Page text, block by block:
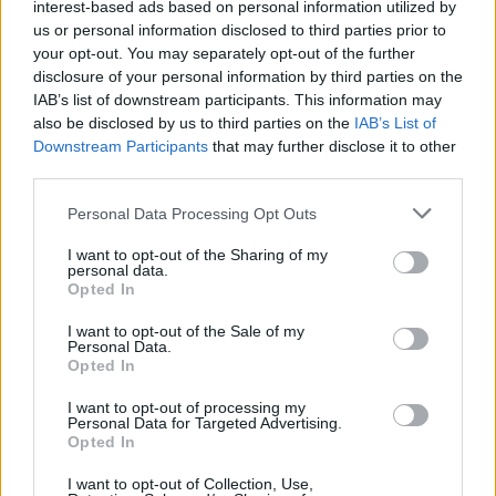
interest-based ads based on personal information utilized by
us or personal information disclosed to third parties prior to
your opt-out. You may separately opt-out of the further
disclosure of your personal information by third parties on the
IAB’s list of downstream participants. This information may
also be disclosed by us to third parties on the IAB’s List of
Downstream Participants that may further disclose it to other
Personal Data Processing Opt Outs
I want to opt-out of the Sharing of my
personal data.
Opted In
I want to opt-out of the Sale of my
Personal Data.
Opted In
I want to opt-out of processing my
Personal Data for Targeted Advertising.
Opted In
I want to opt-out of Collection, Use,
Χρ. Δήμας: «Προχωρούν τα έργα σε όλο το μήκος
του ΒΟΑΚ»
07/08/2026 - 09:50 ΠΟΛΙΤΙΚΗ
Τ. Θεοδωρικάκος: «Συμβάλλουμε στην εθνική
ασφάλεια της πατρίδας μας με νέο αναπτυξιακό
καθεστώς για την Άμυνα»
Νέα στρατηγική συνεργασία της ΓΓ Επικοινωνίας
και Ενημέρωσης με το ΕΙΕ
07/08/2026 - 09:22 ΠΟΛΙΤΙΚΗ
Ταϊλάνδη: Επτά νεκροί, 15 τραυματίες από
πυροβολισμούς σε σχολείο - Αυτοκτόνησε ο δράστης
07/08/2026 - 09:11 ΚΟΣΜΟΣ